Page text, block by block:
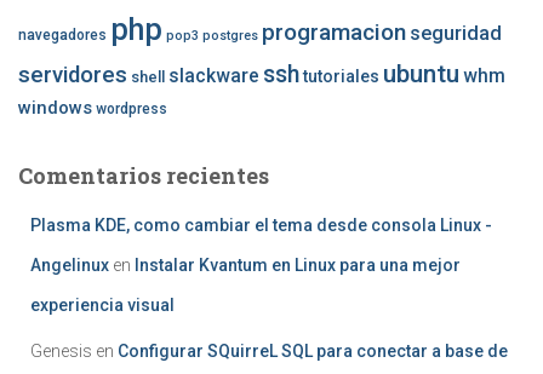
navegadores php pop3 postgres programacion seguridad
servidores shell slackware sshtutoriales ubuntu whm
windows wordpress
Comentarios recientes
Plasma KDE, como cambiar el tema desde consola Linux -
Angelinux en Instalar Kvantum en Linux para una mejor
experiencia visual
Genesis en Configurar SQuirreL SQL para conectar a base de